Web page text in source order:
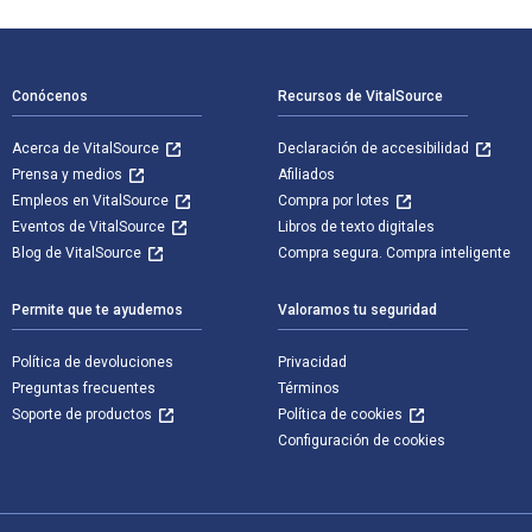
Conócenos
Acerca de VitalSource
Prensa y medios
Empleos en VitalSource
Eventos de VitalSource
Blog de VitalSource
Recursos de VitalSource
Declaración de accesibilidad
Afiliados
Compra por lotes
Libros de texto digitales
Compra segura. Compra inteligente
Permite que te ayudemos
Política de devoluciones
Preguntas frecuentes
Soporte de productos
Valoramos tu seguridad
Privacidad
Términos
Política de cookies
Configuración de cookies